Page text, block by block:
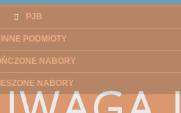
PJB
INNE PODMIOTY
NABORY
NABORY